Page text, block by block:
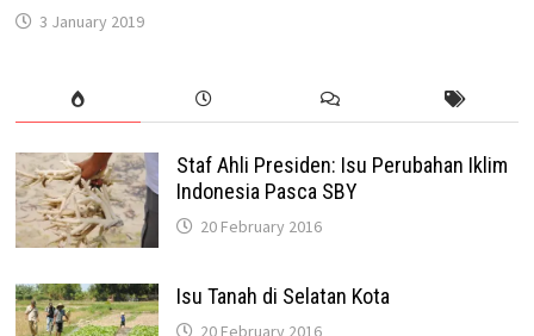
3 January 2019
Staf Ahli Presiden: Isu Perubahan Iklim
Indonesia Pasca SBY
20 February 2016
Isu Tanah di Selatan Kota
20 February 2016